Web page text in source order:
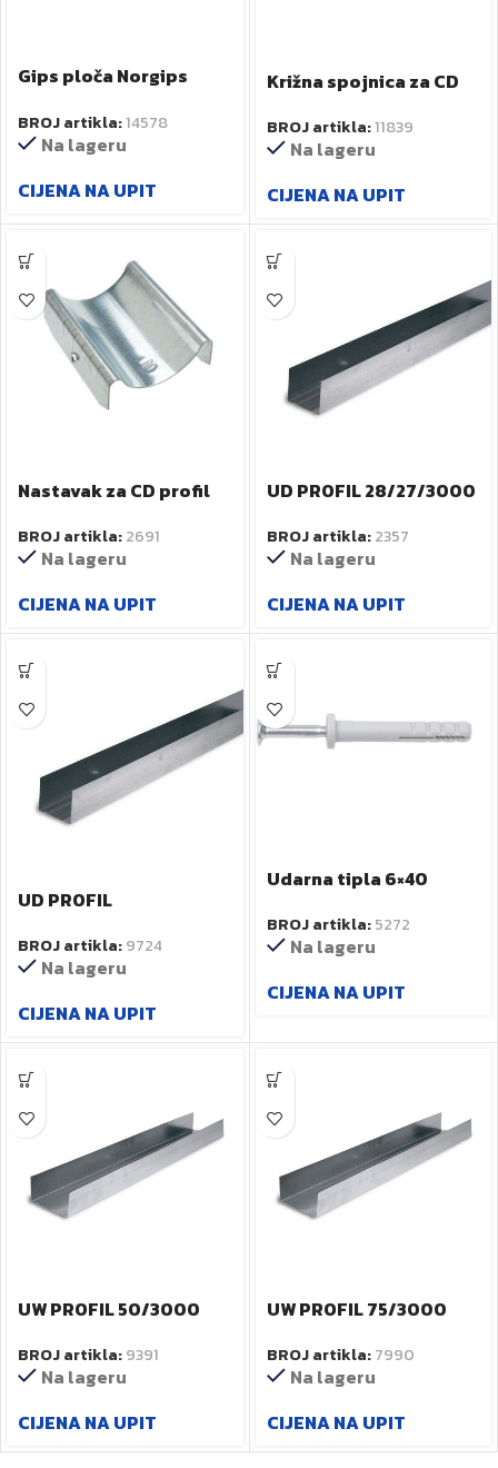
Gips ploča Norgips
vodootporna
BROJ artikla:14578
Na lageru
CIJENA NA UPIT
Križna spojnica za CD
BROJ artikla:11839
Na lageru
CIJENA NA UPIT
Nastavak za CD profil
BROJ artikla:2691
Na lageru
CIJENA NA UPIT
UD PROFIL 28/27/3000
BROJ artikla:2357
Na lageru
CIJENA NA UPIT
UD PROFIL
BROJ artikla:9724
Na lageru
CIJENA NA UPIT
Udarna tipla 6×40
BROJ artikla:5272
Na lageru
CIJENA NA UPIT
UW PROFIL 50/3000
BROJ artikla:9391
Na lageru
CIJENA NA UPIT
UW PROFIL 75/3000
BROJ artikla:7990
Na lageru
CIJENA NA UPIT